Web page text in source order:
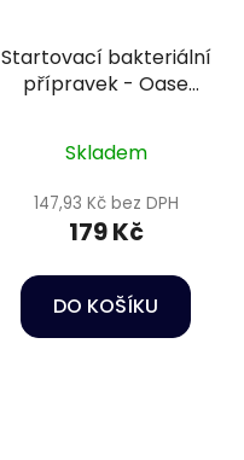
Startovací bakteriální
přípravek - Oase
Skladem
147,93 Kč bez DPH
179 Kč
DO KOŠÍKU